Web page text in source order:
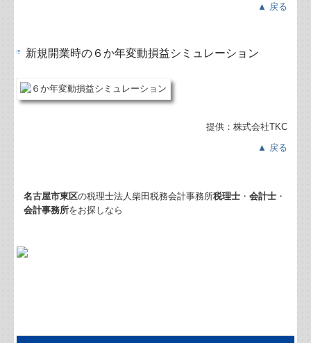
戦略財務情報システム
戦略給与情報システム
名古屋市東区の税理士法人柴田税務会計事務所税理士 ・会計士 ・
会計事務所をお探しなら
▲ 戻る
新規開業時の６か年変動損益シミュレーション
提供：株式会社TKC
▲ 戻る